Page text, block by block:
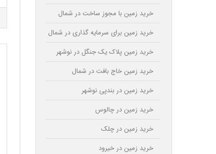
خرید زمین با مجوز ساخت در شمال
خرید زمین برای سرمایه گذاری در شمال
خرید زمین پلاک یک جنگل در نوشهر
خرید زمین خاج بافت در شمال
خرید زمین در بندپی نوشهر
خرید زمین در چالوس
خرید زمین در چلک
خرید زمین در خیرود